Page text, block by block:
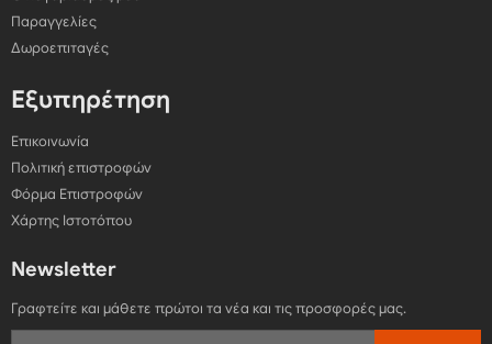
Παραγγελίες
Δωροεπιταγές
Εξυπηρέτηση
Επικοινωνία
Πολιτική επιστροφών
Φόρμα Επιστροφών
Χάρτης Ιστοτόπου
Newsletter
Γραφτείτε και μάθετε πρώτοι τα νέα και τις προσφορές μας.